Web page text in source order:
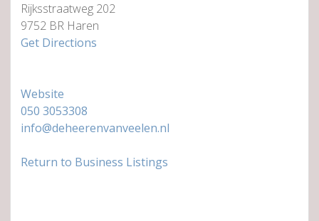
Rijksstraatweg 202
9752 BR Haren
Get Directions
Website
050 3053308
info@deheerenvanveelen.nl
Return to Business Listings